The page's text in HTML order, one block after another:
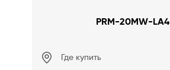
PRM-20MW-LA4
Где купить